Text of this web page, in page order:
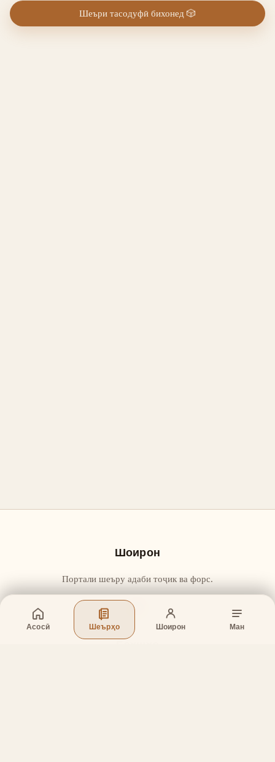
Асосӣ Шеърҳо Шоирон Ман
Шеъри тасодуфӣ бихонед 🎲
Шоирон
Портали шеъру адаби тоҷик ва форс.